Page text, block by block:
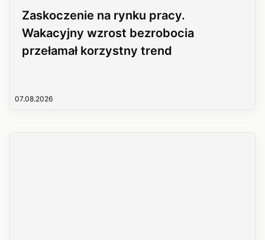
Zaskoczenie na rynku pracy.
Wakacyjny wzrost bezrobocia
przełamał korzystny trend
07.08.2026